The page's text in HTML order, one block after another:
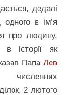
дедалі
в ім’я
про людину,
історії як
Папа Лев
2 лютого